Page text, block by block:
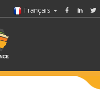
Français